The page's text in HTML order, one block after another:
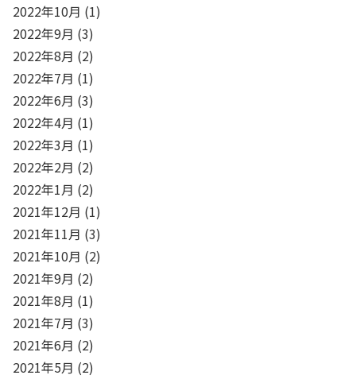
2022年10月 (1)
2022年9月 (3)
2022年8月 (2)
2022年7月 (1)
2022年6月 (3)
2022年4月 (1)
2022年3月 (1)
2022年2月 (2)
2022年1月 (2)
2021年12月 (1)
2021年11月 (3)
2021年10月 (2)
2021年9月 (2)
2021年8月 (1)
2021年7月 (3)
2021年6月 (2)
2021年5月 (2)